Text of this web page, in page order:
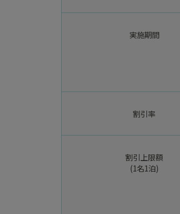
実施期間
割引率
割引上限額
(1名1泊)